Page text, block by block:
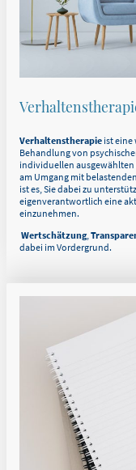
Verhaltenstherapie ist
Behandlung von
individuellen
am Umgang mit
ist es, Sie dabei zu
eigenverantwortlich eine
einzunehmen.
Wertschätzung,
dabei im Vordergrund.